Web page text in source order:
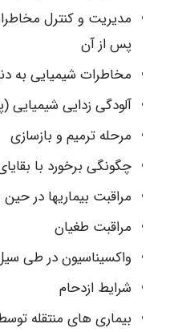
مدیریت و کنترل
پس از آن
مخاطرات شیمیایی به
آلودگی زدایی
مرحله ترمیم و بازسازی
چگونگی برخورد با
مراقبت بیماریها در
مراقبت طغیان
واکسیناسیون در طی
شرایط ازدحام
بیماری های منتقله